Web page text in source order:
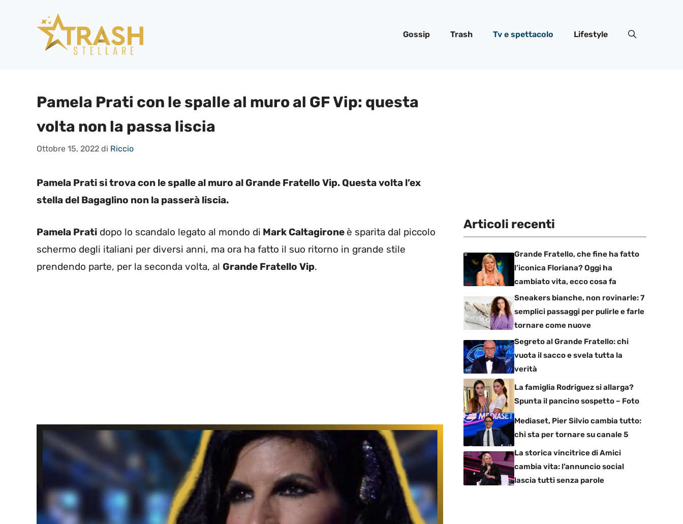
Gossip Trash Tv e spettacolo Lifestyle
Pamela Prati con le spalle al muro al GF Vip: questa
volta non la passa liscia
Ottobre 15, 2022 di Riccio
Pamela Prati si trova con le spalle al muro al Grande Fratello Vip. Questa volta l’ex
stella del Bagaglino non la passerà liscia.
Pamela Prati dopo lo scandalo legato al mondo di Mark Caltagirone è sparita dal piccolo
schermo degli italiani per diversi anni, ma ora ha fatto il suo ritorno in grande stile
prendendo parte, per la seconda volta, al Grande Fratello Vip.
Articoli recenti
Grande Fratello, che fine ha fatto
l’iconica Floriana? Oggi ha
cambiato vita, ecco cosa fa
Sneakers bianche, non rovinarle: 7
semplici passaggi per pulirle e farle
tornare come nuove
Segreto al Grande Fratello: chi
vuota il sacco e svela tutta la
verità
La famiglia Rodriguez si allarga?
Spunta il pancino sospetto – Foto
Mediaset, Pier Silvio cambia tutto:
chi sta per tornare su canale 5
La storica vincitrice di Amici
cambia vita: l’annuncio social
lascia tutti senza parole